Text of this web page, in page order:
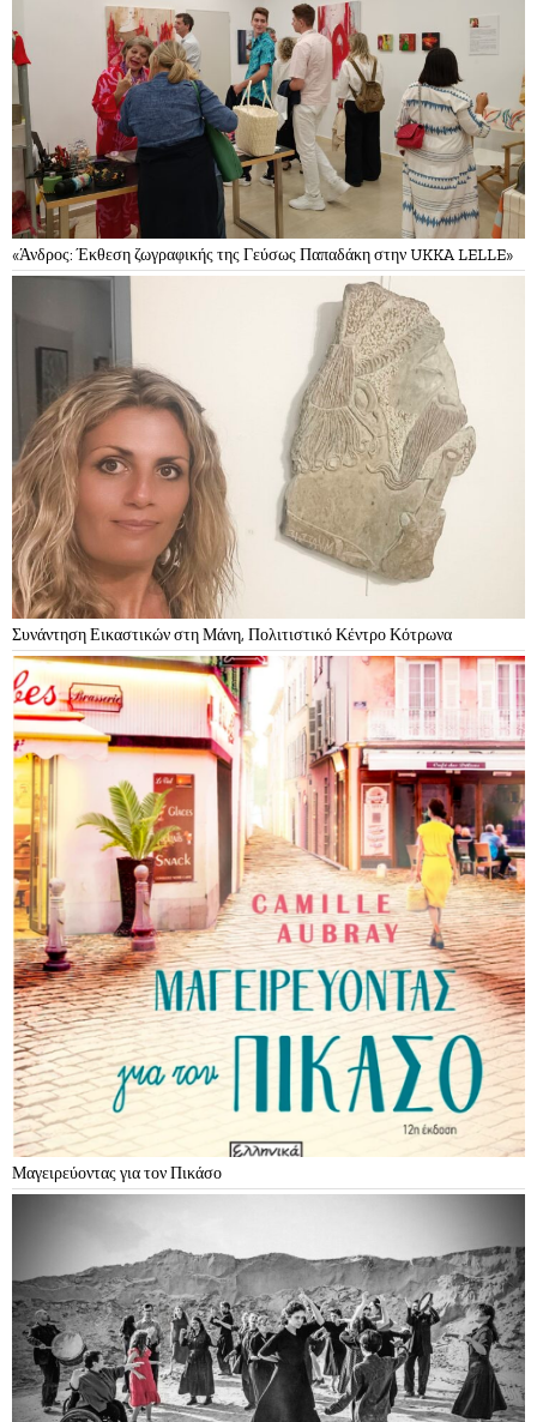
«Άνδρος: Έκθεση ζωγραφικής της Γεύσως Παπαδάκη στην UKKA LELLE»
Συνάντηση Εικαστικών στη Μάνη, Πολιτιστικό Κέντρο Κότρωνα
Μαγειρεύοντας για τον Πικάσο